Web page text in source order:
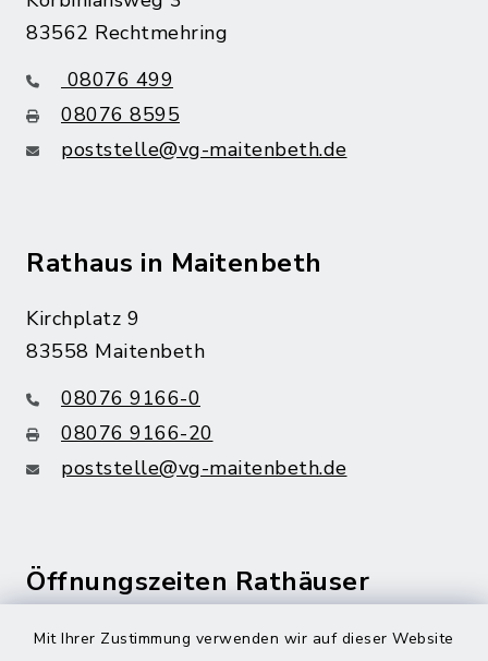
Mit Ihrer Zustimmung verwenden wir auf dieser Website
83562 Rechtmehring
08076 499
08076 8595
poststelle@vg-maitenbeth.de
Rathaus in Maitenbeth
Kirchplatz 9
83558 Maitenbeth
08076 9166-0
08076 9166-20
poststelle@vg-maitenbeth.de
Öffnungszeiten Rathäuser
Montag bis Freitag: